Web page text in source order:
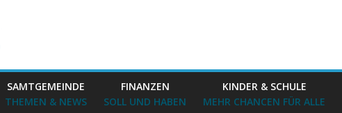
SAMTGEMEINDE
THEMEN & NEWS
FINANZEN
SOLL UND HABEN
KINDER & SCHULE
MEHR CHANCEN FÜR ALLE